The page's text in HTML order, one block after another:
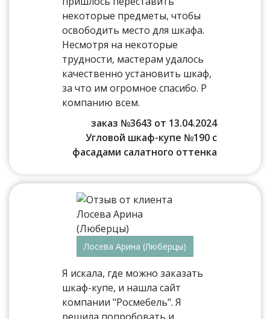
некоторые предметы, чтобы
освободить место для шкафа.
Несмотря на некоторые
трудности, мастерам удалось
качественно установить шкаф,
за что им огромное спасибо. Р
компанию всем.
заказ №3643 от 13.04.2024
Угловой шкаф-купе №190 с
фасадами салатного оттенка
Лосева Арина (Люберцы)
Я искала, где можно заказать
шкаф-купе, и нашла сайт
компании "Росмебель". Я